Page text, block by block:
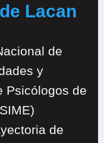
Lacan
de
y
Psicólogos de
de